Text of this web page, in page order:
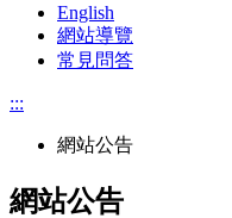
English
網站導覽
常見問答
:::
網站公告
網站公告